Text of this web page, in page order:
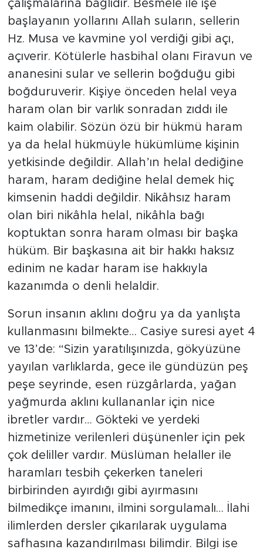
çalışmalarına bağlıdır. Besmele ile işe
başlayanın yollarını Allah suların, sellerin
Hz. Musa ve kavmine yol verdiği gibi açı,
açıverir. Kötülerle hasbihal olanı Firavun ve
ananesini sular ve sellerin boğduğu gibi
boğduruverir. Kişiye önceden helal veya
haram olan bir varlık sonradan zıddı ile
kaim olabilir. Sözün özü bir hükmü haram
ya da helal hükmüyle hükümlüme kişinin
yetkisinde değildir. Allah’ın helal dediğine
haram, haram dediğine helal demek hiç
kimsenin haddi değildir. Nikâhsız haram
olan biri nikâhla helal, nikâhla bağı
koptuktan sonra haram olması bir başka
hüküm. Bir başkasına ait bir hakkı haksız
edinim ne kadar haram ise hakkıyla
Sorun insanın aklını doğru ya da yanlışta
kullanmasını bilmekte… Casiye suresi ayet 4
ve 13’de: “Sizin yaratılışınızda, gökyüzüne
yayılan varlıklarda, gece ile gündüzün peş
peşe seyrinde, esen rüzgârlarda, yağan
yağmurda aklını kullananlar için nice
ibretler vardır… Gökteki ve yerdeki
hizmetinize verilenleri düşünenler için pek
çok deliller vardır. Müslüman helaller ile
haramları tesbih çekerken taneleri
birbirinden ayırdığı gibi ayırmasını
bilmedikçe imanını, ilmini sorgulamalı… İlahi
ilimlerden dersler çıkarılarak uygulama